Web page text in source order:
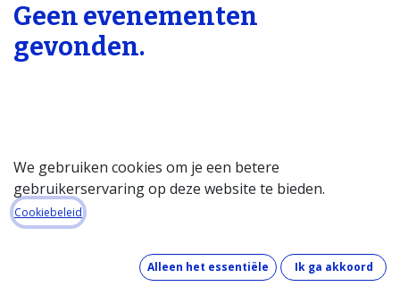
Geen evenementen
gevonden.
Startpagina
Over de databank
Wat kost de databank?
Hoe werkt de databank?
We gebruiken cookies om je een betere
gebruikerservaring op deze website te bieden.
Cookiebeleid
Alleen het essentiële Ik ga akkoord